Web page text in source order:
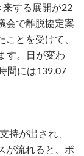
来する展開が22
会で離脱協定案
とを受けて、
す。日が変わ
間には139.07
持が出され、
が流れると、ポ